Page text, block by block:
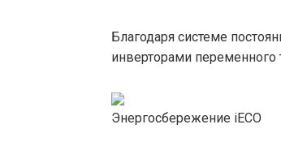
Благодаря системе
инверторами переменного
Энергосбережение iЕСО